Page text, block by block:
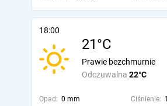
18:00
21°C
Odczuwalna 22°C
Prawie bezchmurnie
Opad: 0 mm Ciśnienie: